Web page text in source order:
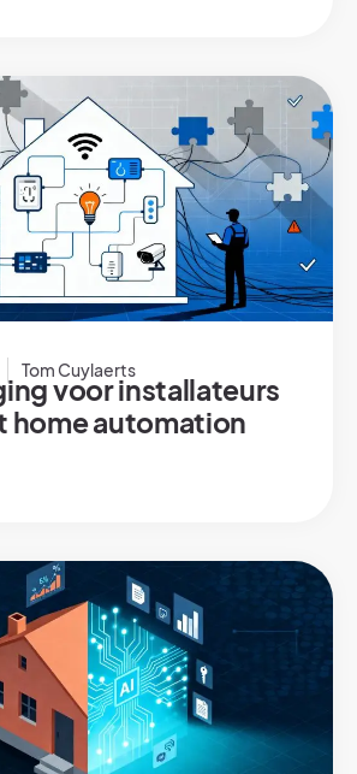
Tom Cuylaerts
voor installateurs
home automation